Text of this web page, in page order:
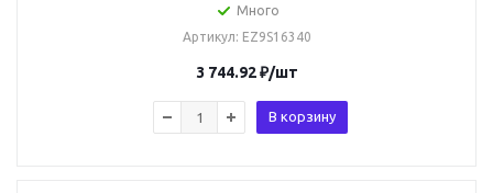
Много
Артикул: EZ9S16340
3 744.92₽/шт
В корзину